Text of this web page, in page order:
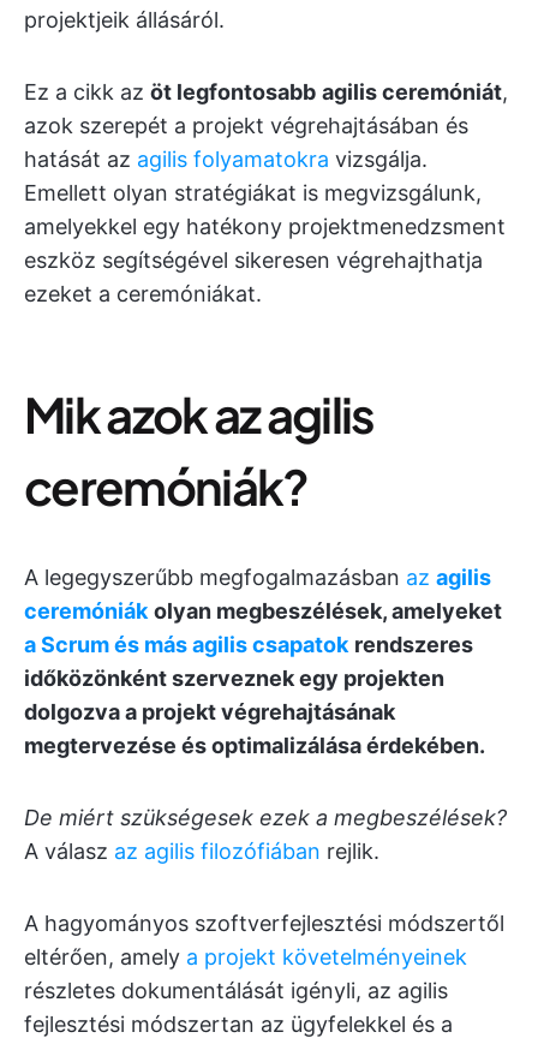
projektjeik állásáról.
Ez a cikk az öt legfontosabb agilis ceremóniát,
azok szerepét a projekt végrehajtásában és
hatását az agilis folyamatokra vizsgálja.
Emellett olyan stratégiákat is megvizsgálunk,
amelyekkel egy hatékony projektmenedzsment
eszköz segítségével sikeresen végrehajthatja
ezeket a ceremóniákat.
Mik azok az agilis
ceremóniák?
A legegyszerűbb megfogalmazásban az agilis
ceremóniák olyan megbeszélések, amelyeket
a Scrum és más agilis csapatok rendszeres
időközönként szerveznek egy projekten
dolgozva a projekt végrehajtásának
megtervezése és optimalizálása érdekében.
De miért szükségesek ezek a megbeszélések?
A válasz az agilis filozófiában rejlik.
A hagyományos szoftverfejlesztési módszertől
eltérően, amely a projekt követelményeinek
részletes dokumentálását igényli, az agilis
fejlesztési módszertan az ügyfelekkel és a